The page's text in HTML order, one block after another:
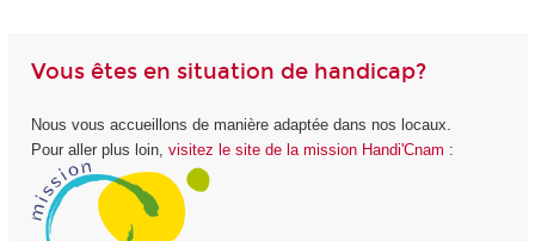
Vous êtes en situation de handicap?
Nous vous accueillons de manière adaptée dans nos locaux.
Pour aller plus loin, visitez le site de la mission Handi'Cnam :